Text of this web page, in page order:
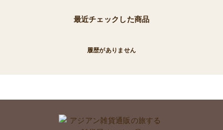
最近チェックした商品
履歴がありません